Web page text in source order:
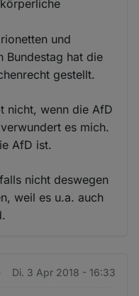
und
Bundestag hat die
gestellt.
nicht, wenn die AfD
es mich.
AfD ist.
nicht deswegen
weil es u.a. auch
Di. 3 Apr 2018 - 16:33